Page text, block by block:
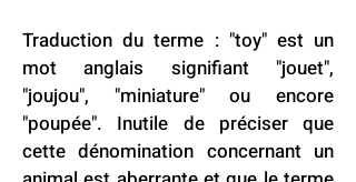
Traduction du terme : "toy" est un
mot anglais signifiant "jouet",
"joujou", "miniature" ou encore
"poupée". Inutile de préciser que
cette dénomination concernant un